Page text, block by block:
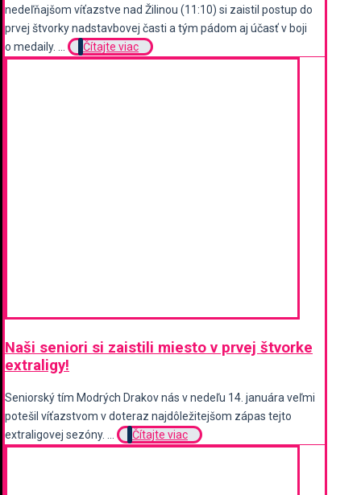
nedeľňajšom víťazstve nad Žilinou (11:10) si zaistil postup do
prvej štvorky nadstavbovej časti a tým pádom aj účasť v boji
o medaily. ...
Čítajte viac
Naši seniori si zaistili miesto v prvej štvorke
extraligy!
Seniorský tím Modrých Drakov nás v nedeľu 14. januára veľmi
potešil víťazstvom v doteraz najdôležitejšom zápas tejto
extraligovej sezóny. ...
Čítajte viac